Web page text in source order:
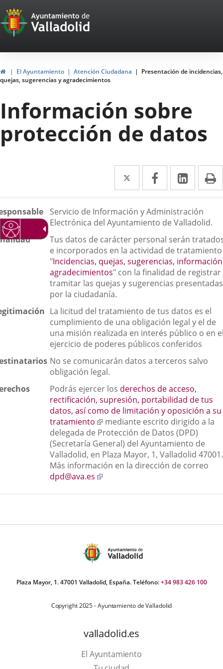
Portal
Web
del
Ayuntamiento
de
Valladolid
InicioEl Ayuntamiento Atención Ciudadana
Presentación de incidencias,
quejas, sugerencias y agradecimientos
Información sobre
protección de datos
Twitter
Enlace
a
una
aplicación
externa.
Facebook
Enlace
a
una
aplicación
externa.
Enlace
a
una
Servicio de Información y Administración
Electrónica del Ayuntamiento de Valladolid.
Tus datos de carácter personal serán
e incorporados en la actividad de tratamiento
"Incidencias, quejas, sugerencias,
agradecimientos" con la finalidad de registrar
tramitar las quejas y sugerencias presentadas
por la ciudadanía.
La licitud del tratamiento de tus datos es el
cumplimiento de una obligación legal y el de
una misión realizada en interés público o en
ejercicio de poderes públicos conferidos
No se comunicarán datos a terceros salvo
obligación legal.
Podrás ejercer los derechos de acceso,
rectificación, supresión, portabilidad de tus
datos, así como de limitación y oposición a su
tratamiento
Enlace
a
una
aplicación
externa.
mediante escrito dirigido a la
delegada de Protección de Datos (DPD)
(Secretaría General) del Ayuntamiento de
Valladolid, en Plaza Mayor, 1, Valladolid 47001.
Más información en la dirección de correo
dpd@ava.es
una
Plaza Mayor, 1. 47001 Valladolid, España. Teléfono:+34 983 426 100
Copyright 2025 - Ayuntamiento de Valladolid
valladolid.es
El Ayuntamiento